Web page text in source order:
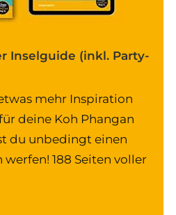
Inselguide (inkl. Party-
mehr Inspiration
deine Koh Phangan
du unbedingt einen
188 Seiten voller